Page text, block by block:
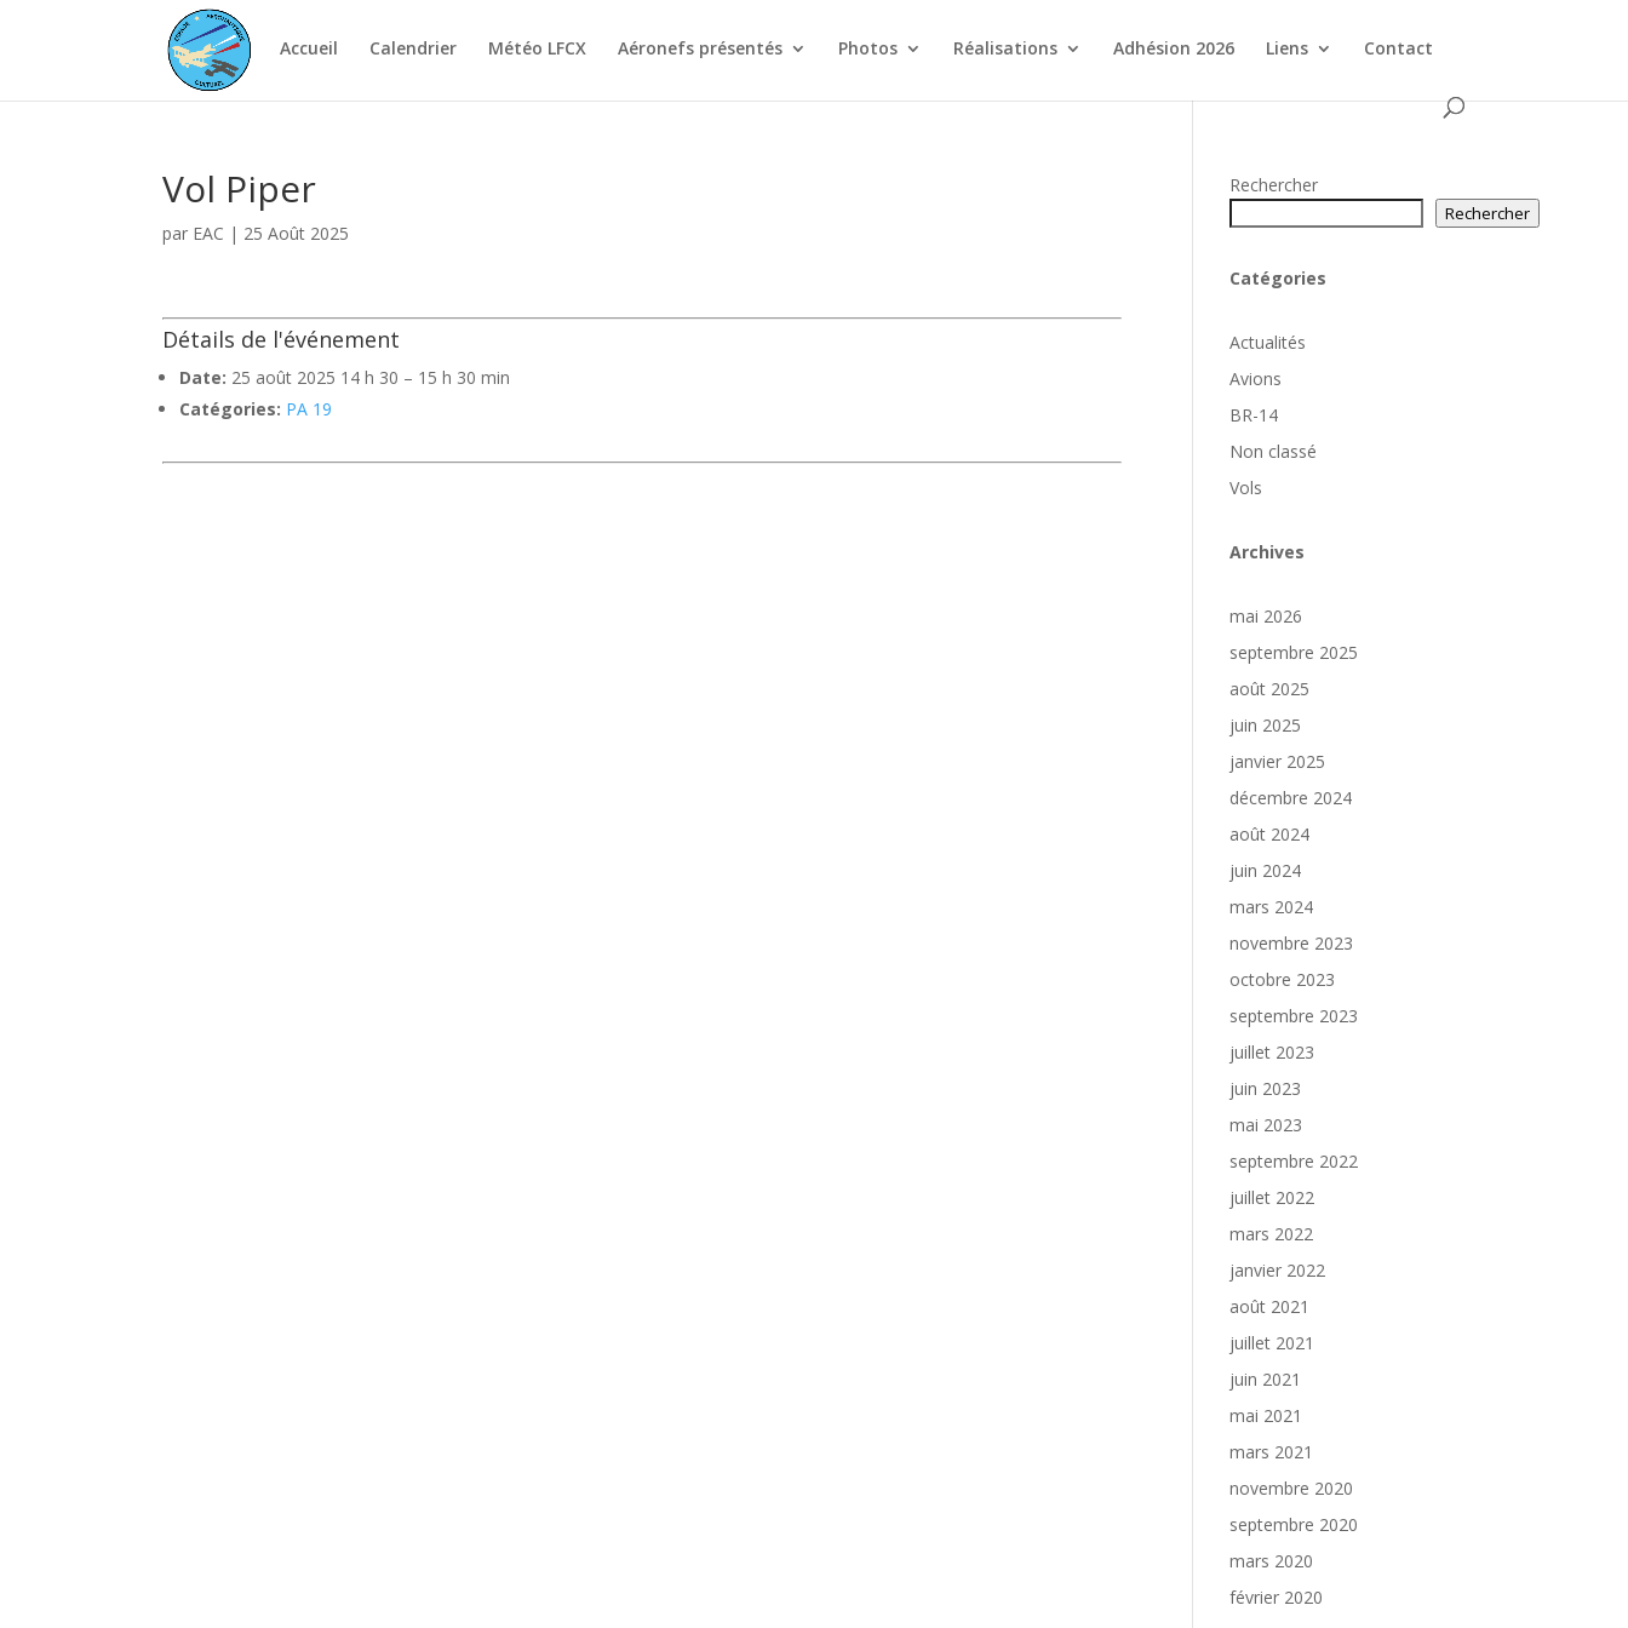
Accueil Calendrier Météo LFCX Aéronefs présentés Photos Réalisations Adhésion 2026 Liens Contact
Vol Piper
par EAC | 25 Août 2025
Détails de l'événement
Date: 25 août 2025 14 h 30 – 15 h 30 min
Catégories: PA 19
Rechercher
Rechercher
Catégories
Actualités
Avions
BR-14
Non classé
Vols
Archives
mai 2026
septembre 2025
août 2025
juin 2025
janvier 2025
décembre 2024
août 2024
juin 2024
mars 2024
novembre 2023
octobre 2023
septembre 2023
juillet 2023
juin 2023
mai 2023
septembre 2022
juillet 2022
mars 2022
janvier 2022
août 2021
juillet 2021
juin 2021
mai 2021
mars 2021
novembre 2020
septembre 2020
mars 2020
février 2020